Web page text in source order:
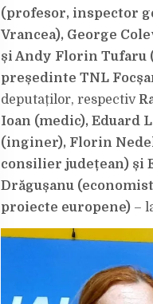
(profesor, inspector
Vrancea), George
și Andy Florin Tufaru
președinte TNL
deputaților, respectiv
Ioan (medic), Eduard
(inginer), Florin
consilier județean) și
Drăgușanu
proiecte europene)–